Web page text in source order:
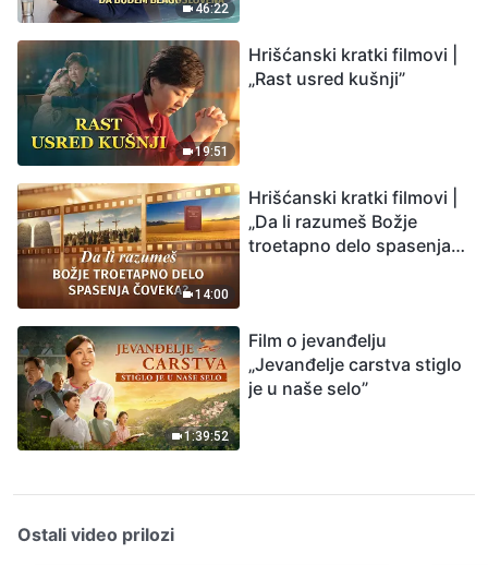
46:22
19:51
Hrišćanski kratki filmovi |
„Rast usred kušnji”
14:00
Hrišćanski kratki filmovi |
„Da li razumeš Božje
troetapno delo spasenja
1:39:52
Film o jevanđelju
„Jevanđelje carstva stiglo
je u naše selo”
Ostali video prilozi